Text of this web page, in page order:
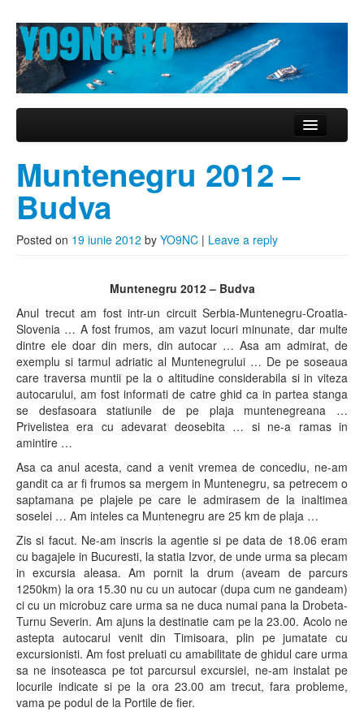
YO9NC
blog de vacanţă
Main menu
Muntenegru 2012
Tassos 2011
Croaţia 2011
Kusadasi 2010
Corfu 2009
Muntenegru 2012 –
Budva
Posted on 19 iunie 2012 by YO9NC | Leave a reply
Muntenegru 2012 – Budva
Anul trecut am fost intr-un circuit Serbia-Muntenegru-Croatia-
Slovenia … A fost frumos, am vazut locuri minunate, dar multe
dintre ele doar din mers, din autocar … Asa am admirat, de
exemplu si tarmul adriatic al Muntenegrului … De pe soseaua
care traversa muntii pe la o altitudine considerabila si in viteza
autocarului, am fost informati de catre ghid ca in partea stanga
se desfasoara statiunile de pe plaja muntenegreana …
Privelistea era cu adevarat deosebita … si ne-a ramas in
amintire …
Asa ca anul acesta, cand a venit vremea de concediu, ne-am
gandit ca ar fi frumos sa mergem in Muntenegru, sa petrecem o
saptamana pe plajele pe care le admirasem de la inaltimea
soselei … Am inteles ca Muntenegru are 25 km de plaja …
Zis si facut. Ne-am inscris la agentie si pe data de 18.06 eram
cu bagajele in Bucuresti, la statia Izvor, de unde urma sa plecam
in excursia aleasa. Am pornit la drum (aveam de parcurs
1250km) la ora 15.30 nu cu un autocar (dupa cum ne gandeam)
ci cu un microbuz care urma sa ne duca numai pana la Drobeta-
Turnu Severin. Am ajuns la destinatie cam pe la 23.00. Acolo ne
astepta autocarul venit din Timisoara, plin pe jumatate cu
excursionisti. Am fost preluati cu amabilitate de ghidul care urma
sa ne insoteasca pe tot parcursul excursiei, ne-am instalat pe
locurile indicate si pe la ora 23.00 am trecut, fara probleme,
vama pe podul de la Portile de fier.